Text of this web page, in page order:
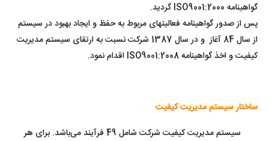
گواهینامه ISO9001:2000 گردید.
پس از صدور گواهینامه فعالیتهای مربوط به حفظ و ایجاد بهبود در سیستم
از سال 84 آغاز و در سال 1387 شرکت نسبت به ارتقای سیستم مدیریت
کیفیت و اخذ گواهینامه ISO9001:2008 اقدام نمود.
ساختار سیستم مدیریت کیفیت
سیستم مدیریت کیفیت شرکت شامل 49 فرآیند می‌باشد. برای هر